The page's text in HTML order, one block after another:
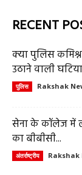
RECENT
क्या पुलिस
उठाने वाली
पुलिस Rakshak
सेना के कॉलेज में
का बीबीसी...
अंतर्राष्ट्रीय Rakshak